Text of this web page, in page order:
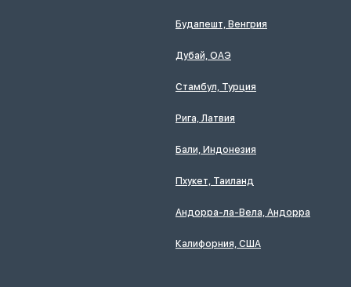
Будапешт, Венгрия
Дубай, ОАЭ
Стамбул, Турция
Рига, Латвия
Бали, Индонезия
Пхукет, Таиланд
Андорра-ла-Вела, Андорра
Калифорния, США